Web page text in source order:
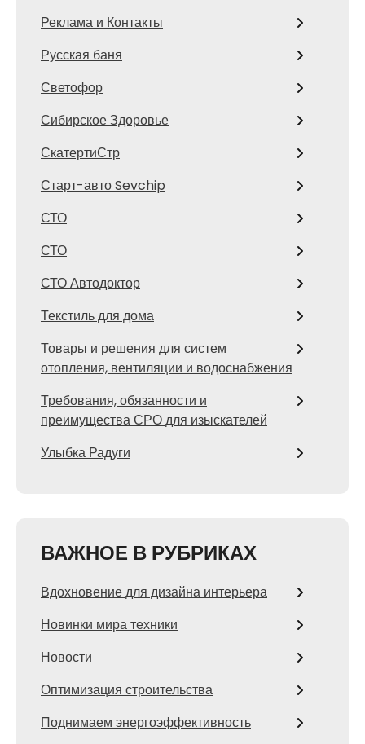
Реклама и Контакты
Русская баня
Светофор
Сибирское Здоровье
СкатертиСтр
Старт-авто Sevchip
СТО
СТО
СТО Автодоктор
Текстиль для дома
Товары и решения для систем
отопления, вентиляции и водоснабжения
Требования, обязанности и
преимущества СРО для изыскателей
Улыбка Радуги
ВАЖНОЕ В РУБРИКАХ
Вдохновение для дизайна интерьера
Новинки мира техники
Новости
Оптимизация строительства
Поднимаем энергоэффективность